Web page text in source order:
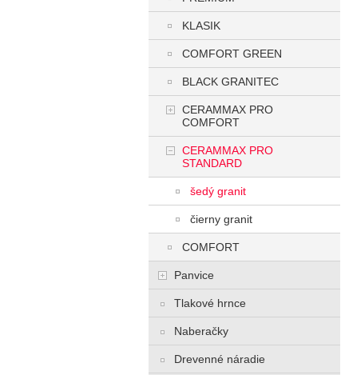
KLASIK
COMFORT GREEN
BLACK GRANITEC
CERAMMAX PRO
COMFORT
CERAMMAX PRO
STANDARD
šedý granit
čierny granit
COMFORT
Panvice
Tlakové hrnce
Naberačky
Drevenné náradie